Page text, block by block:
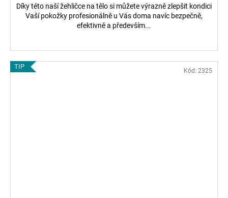
Díky této naší žehličce na tělo si můžete výrazně zlepšit kondici
Vaší pokožky profesionálně u Vás doma navíc bezpečně,
efektivně a především...
TIP
Kód: 2325